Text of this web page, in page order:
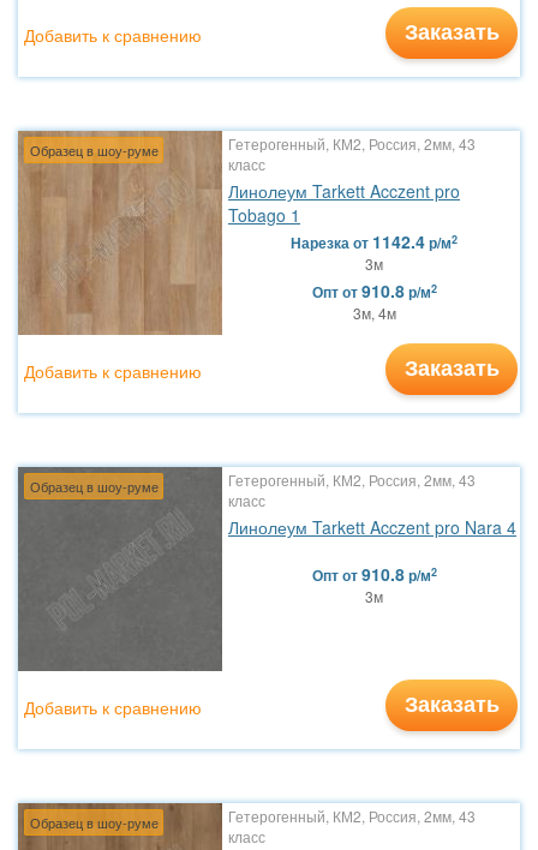
Заказать
Добавить к сравнению
Образец в шоу-руме
Гетерогенный, КМ2, Россия, 2мм, 43
класс
Линолеум Tarkett Acczent pro
Tobago 1
Нарезкаот 1142.4р/м2
3м
Оптот910.8р/м2
3м, 4м
Заказать
Добавить к сравнению
Образец в шоу-руме
Гетерогенный, КМ2, Россия, 2мм, 43
класс
Линолеум Tarkett Acczent pro Nara 4
Оптот910.8р/м2
3м
Заказать
Добавить к сравнению
Образец в шоу-руме
Гетерогенный, КМ2, Россия, 2мм, 43
класс